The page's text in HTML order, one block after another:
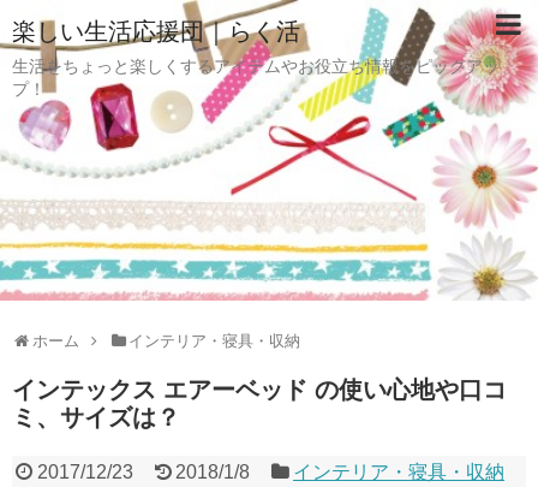
楽しい生活応援団｜らく活
生活をちょっと楽しくするアイテムやお役立ち情報をピックアッ
プ！
ホーム インテリア・寝具・収納
インテックス エアーベッド の使い心地や口コ
ミ、サイズは？
2017/12/23 2018/1/8 インテリア・寝具・収納